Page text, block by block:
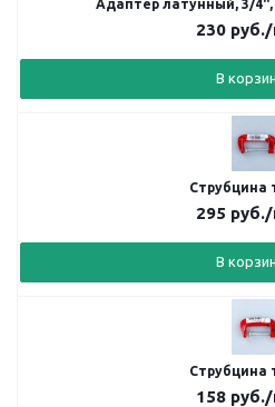
Адаптер латунный, 3/4",
230руб./
В
Струбцина
295 руб./
В
Струбцина
158руб./